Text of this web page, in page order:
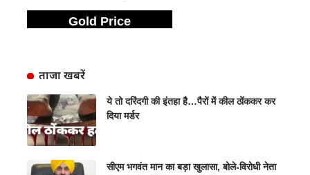
Gold Price
ताजा खबरें
ये तो दरिंदगी की इंतहा है…पैरों में कील ठोंककर कर
दिया मर्डर
सीएम भगवंत मान का बड़ा खुलासा, बोले-विरोधी नेता